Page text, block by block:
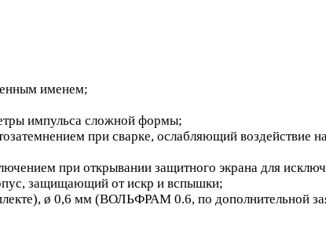
именем;
импульса сложной формы;
при сварке, ослабляющий воздействие
при открывании защитного экрана для
защищающий от искр и вспышки;
ø 0,6 мм (ВОЛЬФРАМ 0.6, по дополнительной